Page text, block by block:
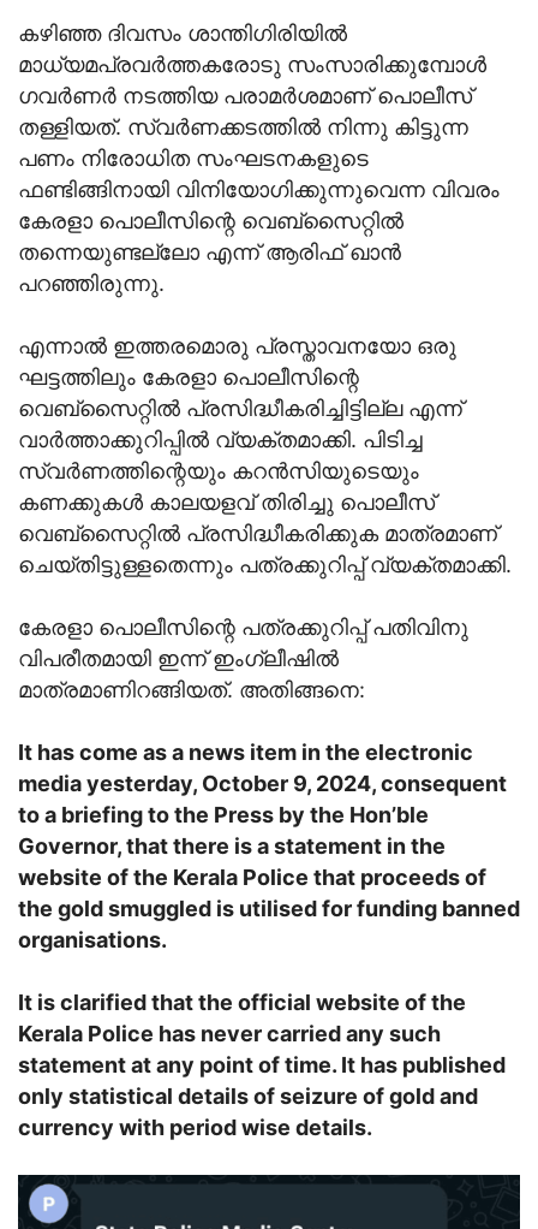
കഴിഞ്ഞ ദിവസം ശാന്തിഗിരിയിൽ
മാധ്യമപ്രവർത്തകരോടു സംസാരിക്കുമ്പോൾ
ഗവർണർ നടത്തിയ പരാമർശമാണ് പൊലീസ്
തള്ളിയത്. സ്വർണക്കടത്തിൽ നിന്നു കിട്ടുന്ന
പണം നിരോധിത സംഘടനകളുടെ
ഫണ്ടിങ്ങിനായി വിനിയോഗിക്കുന്നുവെന്ന വിവരം
കേരളാ പൊലീസിന്റെ വെബ്‌സൈറ്റിൽ
തന്നെയുണ്ടല്ലോ എന്ന് ആരിഫ് ഖാൻ
പറഞ്ഞിരുന്നു.
എന്നാൽ ഇത്തരമൊരു പ്രസ്താവനയോ ഒരു
ഘട്ടത്തിലും കേരളാ പൊലീസിന്റെ
വെബ്‌സൈറ്റിൽ പ്രസിദ്ധീകരിച്ചിട്ടില്ല എന്ന്
വാർത്താക്കുറിപ്പിൽ വ്യക്തമാക്കി. പിടിച്ച
സ്വർണത്തിന്റെയും കറൻസിയുടെയും
കണക്കുകൾ കാലയളവ് തിരിച്ചു പൊലീസ്
വെബ്‌സൈറ്റിൽ പ്രസിദ്ധീകരിക്കുക മാത്രമാണ്
ചെയ്തിട്ടുള്ളതെന്നും പത്രക്കുറിപ്പ് വ്യക്തമാക്കി.
കേരളാ പൊലീസിന്റെ പത്രക്കുറിപ്പ് പതിവിനു
വിപരീതമായി ഇന്ന് ഇംഗ്ലീഷിൽ
മാത്രമാണിറങ്ങിയത്. അതിങ്ങനെ:
It has come as a news item in the electronic
media yesterday, October 9, 2024, consequent
to a briefing to the Press by the Hon’ble
Governor, that there is a statement in the
website of the Kerala Police that proceeds of
the gold smuggled is utilised for funding banned
organisations.
It is clarified that the official website of the
Kerala Police has never carried any such
statement at any point of time. It has published
only statistical details of seizure of gold and
currency with period wise details.